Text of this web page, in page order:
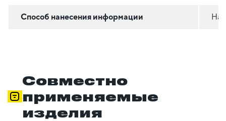
Способ нанесения информации На
Совместно
применяемые
изделия